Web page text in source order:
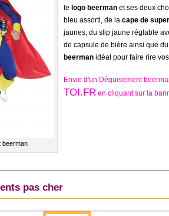
beerman
le logo beerman et ses deux
bleu assorti, de la cape de
jaunes, du slip jaune réglable
de capsule de bière ainsi que
beerman idéal pour faire rire
Envie d'un Déguisement
TOI.FR en cliquant sur la
pas cher
AUTRES